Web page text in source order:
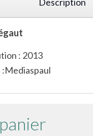
: 2013
:Mediaspaul